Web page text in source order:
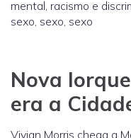
mental, racismo e
sexo, sexo, sexo
Nova
era a
Vivian Morris chega a